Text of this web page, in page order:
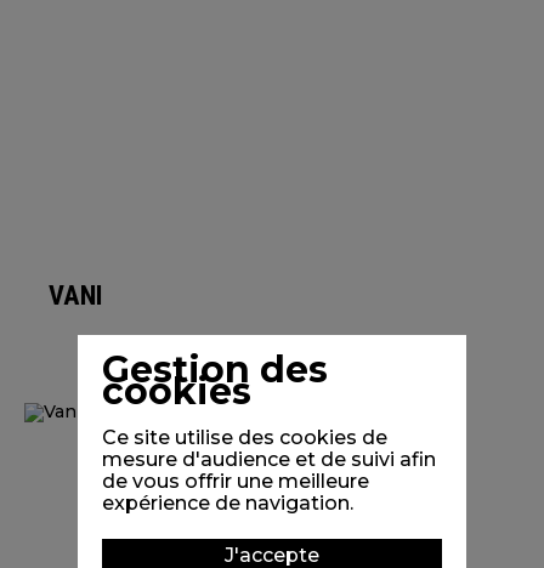
VANILLE
Gestion des
cookies
Ce site utilise des cookies de
mesure d'audience et de suivi afin
de vous offrir une meilleure
expérience de navigation.
J'accepte